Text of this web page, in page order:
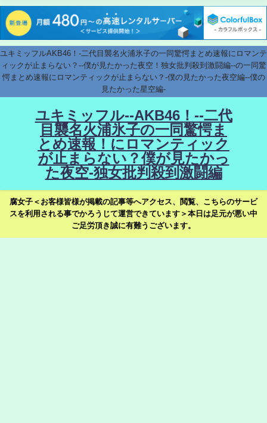
ユキミッフルAKB46！-二代目襲名火浦氷子の一同驚愕まとめ速報にロマンテ
ィックが止まらない？--僕が見たかった夜空！独女批判殺到激闘編--の一同驚
愕まとめ速報にロマンティックが止まらない？-僕の見たかった夜空編--僕の
見たかった星空編-
ユキミッフル--AKB46！--二代
目襲名火浦氷子の一同驚愕ま
とめ速報！にロマンティック
が止まらない？僕が見たかっ
た夜空-独女批判殺到激闘編
腐女子＜お客様皆様が掲載の記事等へアクセス、閲覧、こちらのサービ
スを利用される事でかろうじて運営できています＞本日は足元が悪い中
ご足労頂き誠に有難うございます。